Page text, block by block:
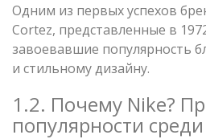
Одним из первых успехов
Cortez, представленные в
завоевавшие популярность
и стильному дизайну.
1.2. Почему Nike?
популярности